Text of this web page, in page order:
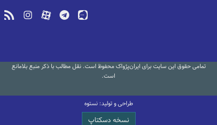
تمامی حقوق این سایت برای ایران‌پژواک محفوظ است. نقل مطالب با ذکر منبع بلامانع
است.
طراحی و تولید: نستوه
نسخه دسکتاپ